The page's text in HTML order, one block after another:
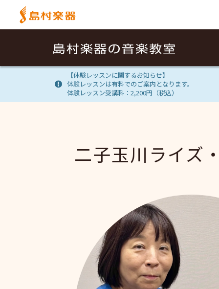
【体験レッスンに関するお知らせ】
体験レッスンは有料でのご案内となります。
体験レッスン受講料：2,200円（税込）
二子玉川ライズ